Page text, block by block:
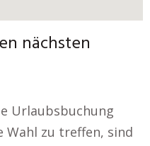
nächsten
Urlaubsbuchung
Wahl zu treffen, sind